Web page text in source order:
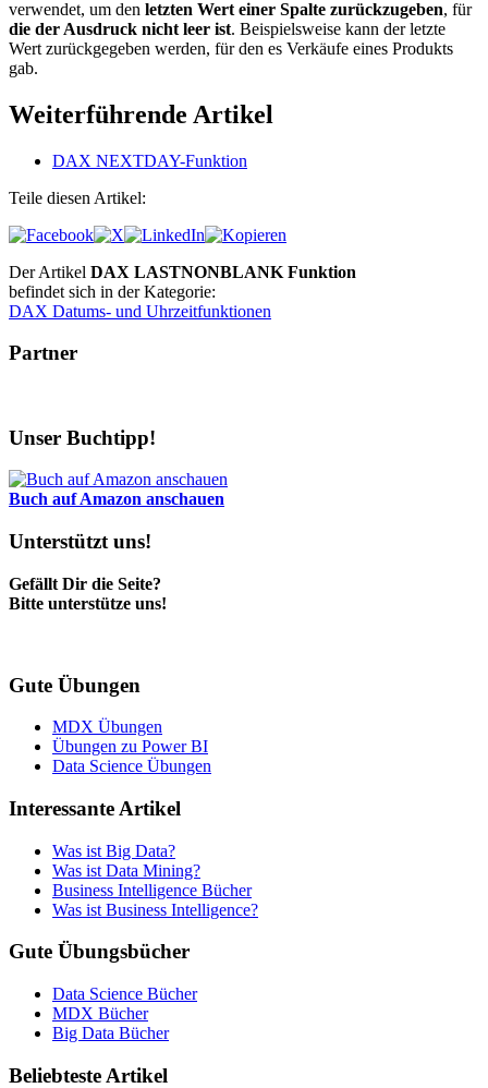
verwendet, um den letzten Wert einer Spalte zurückzugeben, für
die der Ausdruck nicht leer ist. Beispielsweise kann der letzte
Wert zurückgegeben werden, für den es Verkäufe eines Produkts
gab.
Weiterführende Artikel
DAX NEXTDAY-Funktion
Teile diesen Artikel:
Der Artikel DAX LASTNONBLANK Funktion
befindet sich in der Kategorie:
DAX Datums- und Uhrzeitfunktionen
Partner
Unser Buchtipp!
Buch auf Amazon anschauen
Unterstützt uns!
Gefällt Dir die Seite?
Bitte unterstütze uns!
Gute Übungen
MDX Übungen
Übungen zu Power BI
Data Science Übungen
Interessante Artikel
Was ist Big Data?
Was ist Data Mining?
Business Intelligence Bücher
Was ist Business Intelligence?
Gute Übungsbücher
Data Science Bücher
MDX Bücher
Big Data Bücher
Beliebteste Artikel